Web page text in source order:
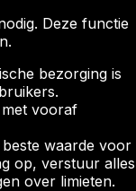
Deze functie
bezorging is
vooraf
waarde voor
op, verstuur alles
over limieten.